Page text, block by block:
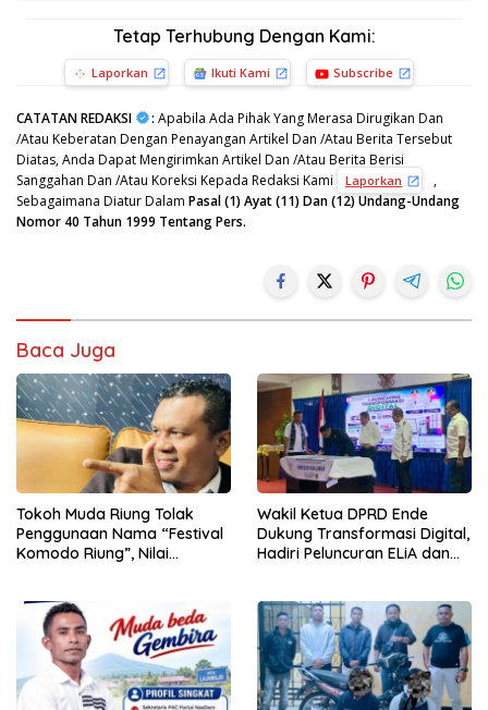
Tetap Terhubung Dengan Kami:
Laporkan Ikuti Kami Subscribe
CATATAN REDAKSI : Apabila Ada Pihak Yang Merasa Dirugikan Dan
/Atau Keberatan Dengan Penayangan Artikel Dan /Atau Berita Tersebut
Diatas, Anda Dapat Mengirimkan Artikel Dan /Atau Berita Berisi
Sanggahan Dan /Atau Koreksi Kepada Redaksi Kami
Laporkan
,
Sebagaimana Diatur Dalam Pasal (1) Ayat (11) Dan (12) Undang-Undang
Nomor 40 Tahun 1999 Tentang Pers.
Baca Juga
Tokoh Muda Riung Tolak
Penggunaan Nama “Festival
Komodo Riung”, Nilai
Wakil Ketua DPRD Ende
Dukung Transformasi Digital,
Hadiri Peluncuran ELiA dan